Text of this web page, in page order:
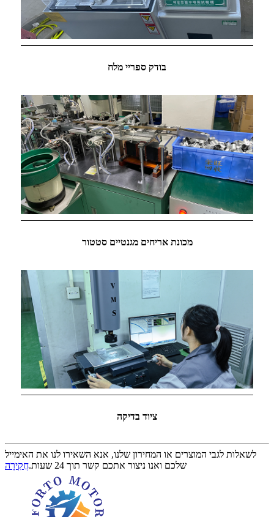
בודק ספריי מלח
מכונת אריחים מגנטיים סטטור
ציוד בדיקה
לשאלות לגבי המוצרים או המחירון שלנו, אנא השאירו לנו את האימייל
שלכם ואנו ניצור אתכם קשר תוך 24 שעות.
חֲקִירָה